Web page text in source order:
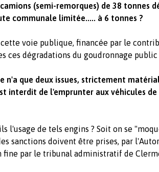
(semi-remorques) de 38 tonnes
communale limitée..... à 6 tonnes ?
voie publique, financée par le
ces dégradations du goudronnage public
que deux issues, strictement
interdit de l'emprunter aux véhicules de
l'usage de tels engins ? Soit on se
sanctions doivent être prises, par
fine par le tribunal administratif de